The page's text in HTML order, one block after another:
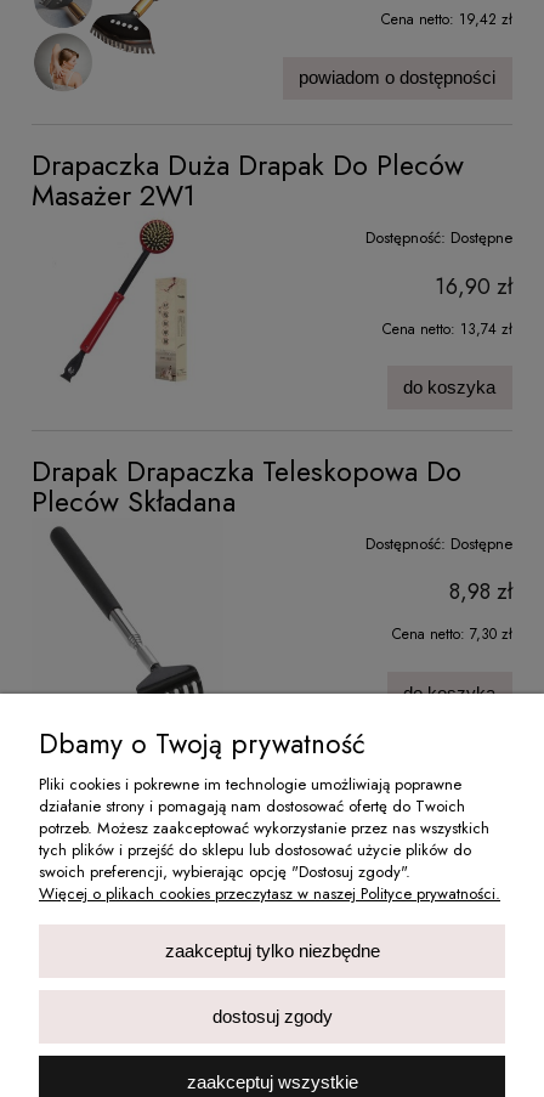
Cena netto: 19,42 zł
powiadom o dostępności
Drapaczka Duża Drapak Do Pleców
Masażer 2W1
Dostępność: Dostępne
16,90 zł
Cena netto: 13,74 zł
do koszyka
Drapak Drapaczka Teleskopowa Do
Pleców Składana
Dostępność: Dostępne
8,98 zł
Cena netto: 7,30 zł
do koszyka
O NAS
MOJE KONTO
PŁATNOŚCI I DOSTAWA
Ewidencji i Informacji o Działalności Gospodarczej Rzeczypospolitej
Dbamy o Twoją prywatność
Pliki cookies i pokrewne im technologie umożliwiają poprawne
działanie strony i pomagają nam dostosować ofertę do Twoich
potrzeb. Możesz zaakceptować wykorzystanie przez nas wszystkich
tych plików i przejść do sklepu lub dostosować użycie plików do
swoich preferencji, wybierając opcję "Dostosuj zgody".
Więcej o plikach cookies przeczytasz w naszej Polityce prywatności.
zaakceptuj tylko niezbędne
dostosuj zgody
zaakceptuj wszystkie